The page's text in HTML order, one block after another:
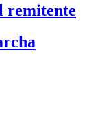
remitente